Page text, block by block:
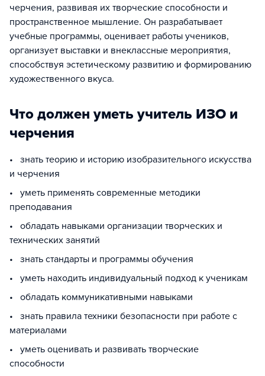
черчения, развивая их творческие способности и
пространственное мышление. Он разрабатывает
учебные программы, оценивает работы учеников,
организует выставки и внеклассные мероприятия,
способствуя эстетическому развитию и формированию
художественного вкуса.
Что должен уметь учитель ИЗО и
черчения
• знать теорию и историю изобразительного искусства
и черчения
• уметь применять современные методики
преподавания
• обладать навыками организации творческих и
технических занятий
• знать стандарты и программы обучения
• уметь находить индивидуальный подход к ученикам
• обладать коммуникативными навыками
• знать правила техники безопасности при работе с
материалами
• уметь оценивать и развивать творческие
способности